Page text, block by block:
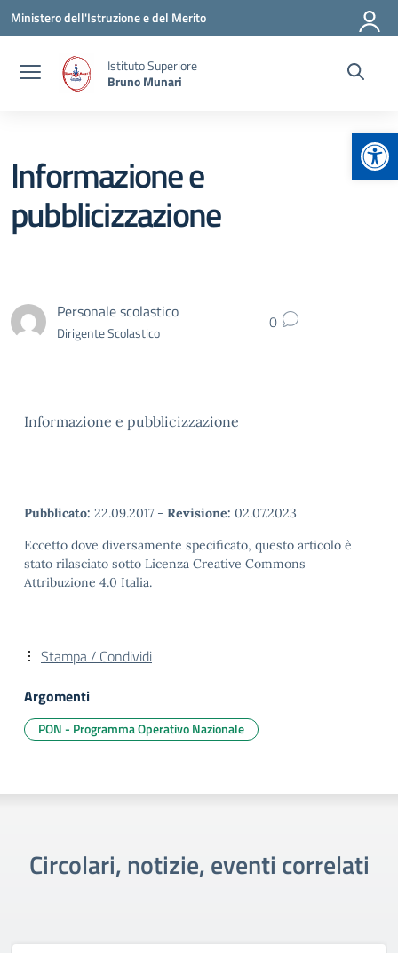
Vai ai contenuti
Vai al menu di navigazione
Vai al footer
Ministero dell'Istruzione e del Merito
Istituto Superiore
Bruno Munari
Informazione e
pubblicizzazione
Personale scolastico
Dirigente Scolastico 0
Informazione e pubblicizzazione
Pubblicato: 22.09.2017 - Revisione: 02.07.2023
Eccetto dove diversamente specificato, questo articolo è
stato rilasciato sotto Licenza Creative Commons
Attribuzione 4.0 Italia.
Stampa / Condividi
Argomenti
PON - Programma Operativo Nazionale
Circolari, notizie, eventi correlati